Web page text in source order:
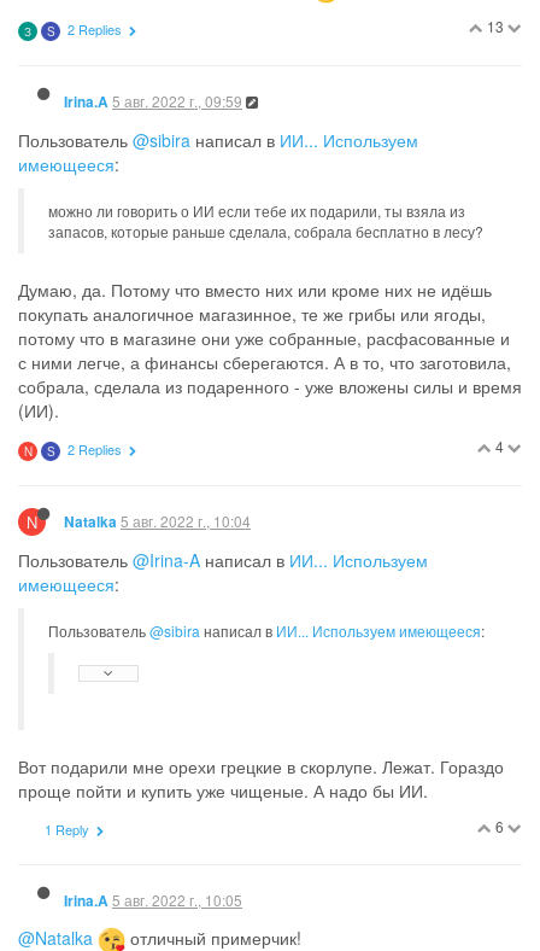
13
З S 2 Replies
Irina.A 5 авг. 2022 г., 09:59
Пользователь @sibira написал в ИИ... Используем
имеющееся:
можно ли говорить о ИИ если тебе их подарили, ты взяла из
запасов, которые раньше сделала, собрала бесплатно в лесу?
Думаю, да. Потому что вместо них или кроме них не идёшь
покупать аналогичное магазинное, те же грибы или ягоды,
потому что в магазине они уже собранные, расфасованные и
с ними легче, а финансы сберегаются. А в то, что заготовила,
собрала, сделала из подаренного - уже вложены силы и время
(ИИ).
4
N S 2 Replies
N Natalka 5 авг. 2022 г., 10:04
Пользователь @Irina-A написал в ИИ... Используем
имеющееся:
Пользователь@sibira написал в ИИ... Используем имеющееся:
Вот подарили мне орехи грецкие в скорлупе. Лежат. Гораздо
проще пойти и купить уже чищеные. А надо бы ИИ.
6
1 Reply
Irina.A 5 авг. 2022 г., 10:05
@Natalka отличный примерчик!